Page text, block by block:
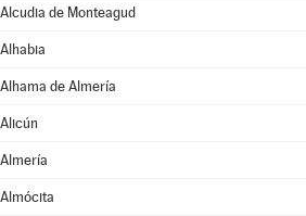
Alcudia de Monteagud
Alhabia
Alhama de Almería
Alicún
Almería
Almócita